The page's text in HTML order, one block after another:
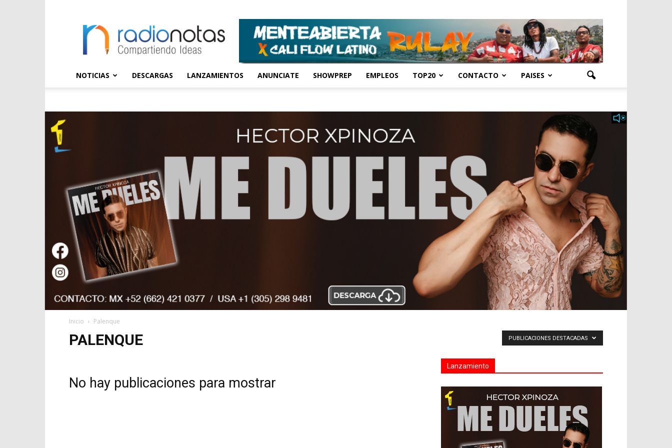
NOTICIAS DESCARGAS LANZAMIENTOS ANUNCIATE SHOWPREP EMPLEOS TOP20 CONTACTO PAISES
Inicio Palenque
PALENQUE PUBLICACIONES DESTACADAS
No hay publicaciones para mostrar
Lanzamiento